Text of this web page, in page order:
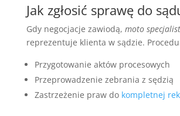
Jak zgłosić sprawę do
Gdy negocjacje zawiodą, moto
reprezentuje klienta w sądzie.
Przygotowanie aktów procesowych
Przeprowadzenie zebrania z sędzią
Zastrzeżenie praw do kompletnej